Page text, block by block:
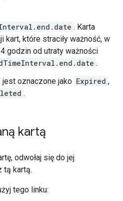
. Karta
kart, które straciły ważność, w
godzin od utraty ważności
.
jest oznaczone jako Expired ,
.
kartą
odwołaj się do jej
tą kartą.
tego linku: